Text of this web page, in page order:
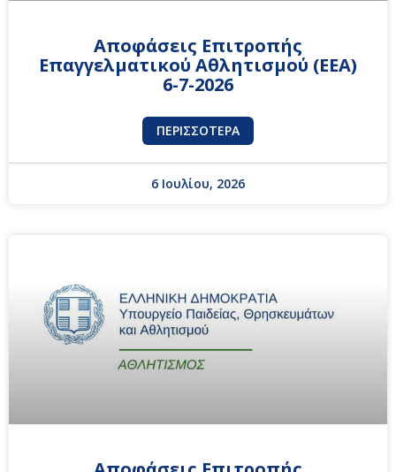
Αποφάσεις Επιτροπής
Επαγγελματικού Αθλητισμού (ΕΕΑ)
6-7-2026
ΠΕΡΙΣΣΌΤΕΡΑ
6 Ιουλίου, 2026